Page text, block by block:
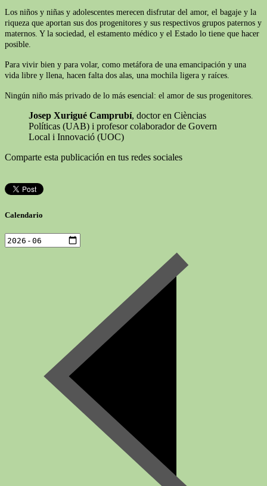
Los niños y niñas y adolescentes merecen disfrutar del amor, el bagaje y la
riqueza que aportan sus dos progenitores y sus respectivos grupos paternos y
maternos. Y la sociedad, el estamento médico y el Estado lo tiene que hacer
posible.
Para vivir bien y para volar, como metáfora de una emancipación y una
vida libre y llena, hacen falta dos alas, una mochila ligera y raíces.
Ningún niño más privado de lo más esencial: el amor de sus progenitores.
Josep Xurigué Camprubí, doctor en Cièncias
Políticas (UAB) i profesor colaborador de Govern
Local i Innovació (UOC)
Comparte esta publicación en tus redes sociales
Calendario